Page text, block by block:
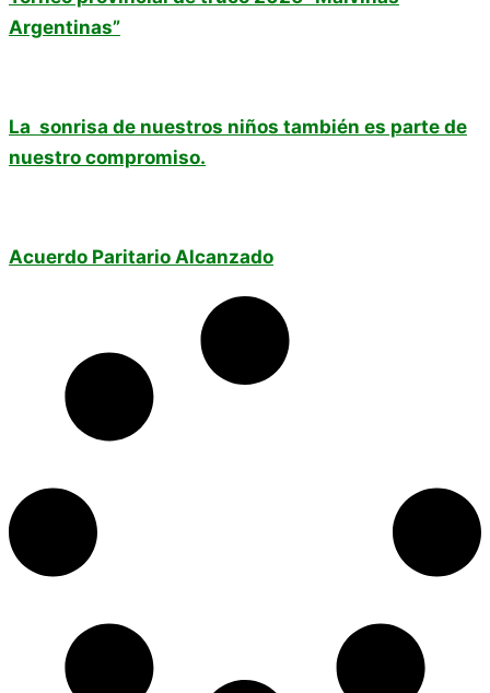
Argentinas”
La sonrisa de nuestros niños también es parte de
nuestro compromiso.
Acuerdo Paritario Alcanzado